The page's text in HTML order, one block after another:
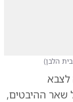
הלבן)
לצבא
שאר ההיבטים,